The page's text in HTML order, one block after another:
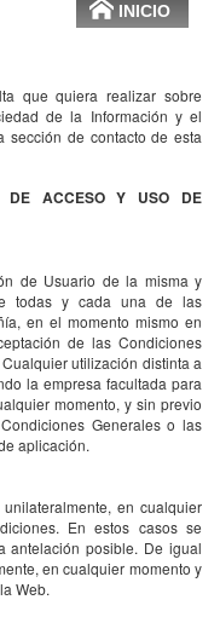
INICIO
que quiera realizar sobre
de la Información y el
sección de contacto de esta
DE ACCESO Y USO DE
de Usuario de la misma y
todas y cada una de las
en el momento mismo en
de las Condiciones
utilización distinta a
la empresa facultada para
momento, y sin previo
Generales o las
aplicación.
en cualquier
En estos casos se
antelación posible. De igual
en cualquier momento y
Web.